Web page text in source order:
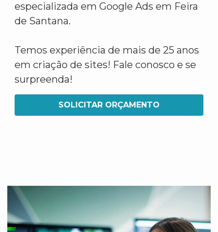
especializada em Google Ads em Feira
de Santana.
Temos experiência de mais de 25 anos
em criação de sites! Fale conosco e se
surpreenda!
SOLICITAR ORÇAMENTO